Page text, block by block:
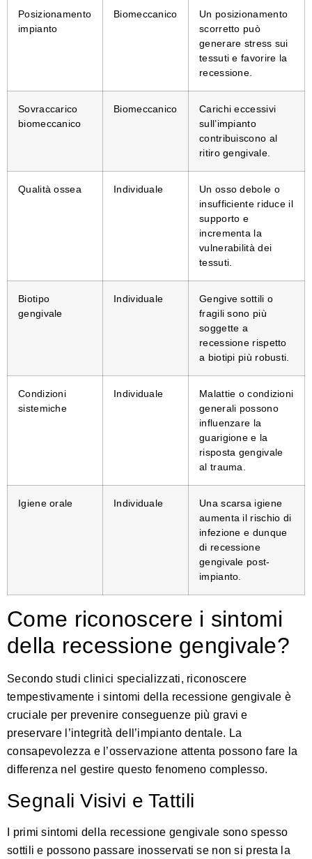
Posizionamento
impianto
Biomeccanico
Un posizionamento
scorretto può
generare stress sui
tessuti e favorire la
recessione.
Sovraccarico
biomeccanico
Biomeccanico
Carichi eccessivi
sull’impianto
contribuiscono al
ritiro gengivale.
Qualità ossea Individuale
Un osso debole o
insufficiente riduce il
supporto e
incrementa la
vulnerabilità dei
tessuti.
Biotipo
gengivale
Individuale
Gengive sottili o
fragili sono più
soggette a
recessione rispetto
a biotipi più robusti.
Condizioni
sistemiche
Individuale
Malattie o condizioni
generali possono
influenzare la
guarigione e la
risposta gengivale
al trauma.
Igiene orale Individuale
Una scarsa igiene
aumenta il rischio di
infezione e dunque
di recessione
gengivale post-
impianto.
Come riconoscere i sintomi
della recessione gengivale?
Secondo studi clinici specializzati, riconoscere
tempestivamente i sintomi della recessione gengivale è
cruciale per prevenire conseguenze più gravi e
preservare l’integrità dell’impianto dentale. La
consapevolezza e l’osservazione attenta possono fare la
differenza nel gestire questo fenomeno complesso.
Segnali Visivi e Tattili
I primi sintomi della recessione gengivale sono spesso
sottili e possono passare inosservati se non si presta la